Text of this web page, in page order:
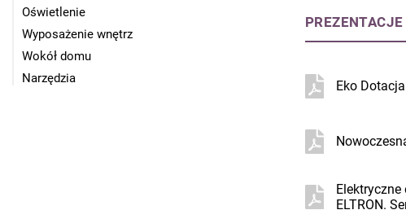
Oświetlenie
Wyposażenie wnętrz
Wokół domu
Narzędzia
Eko
Elektryczne
ELTRON.